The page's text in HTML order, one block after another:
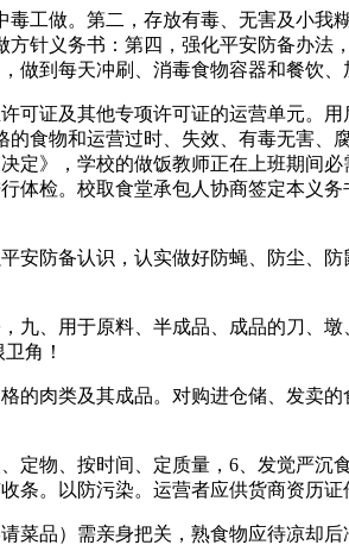
做。第二，存放有毒、无害及小我
针义务书：第四，强化平安防备办
做到每天冲刷、消毒食物容器和餐饮、
证及其他专项许可证的运营单元。
食物和运营过时、失效、有毒无害
定》，学校的做饭教师正在上班期
体检。校取食堂承包人协商签定本义
防备认识，认实做好防蝇、防尘、
、用于原料、半成品、成品的刀、
角！
肉类及其成品。对购进仓储、发卖
物、按时间、定质量，6、发觉严沉
。以防污染。运营者应供货商资历证
品）需亲身把关，熟食物应待凉却